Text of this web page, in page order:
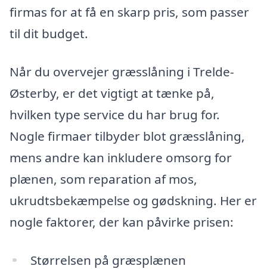
firmas for at få en skarp pris, som passer
til dit budget.
Når du overvejer græsslåning i Trelde-
Østerby, er det vigtigt at tænke på,
hvilken type service du har brug for.
Nogle firmaer tilbyder blot græsslåning,
mens andre kan inkludere omsorg for
plænen, som reparation af mos,
ukrudtsbekæmpelse og gødskning. Her er
nogle faktorer, der kan påvirke prisen:
Størrelsen på græsplænen